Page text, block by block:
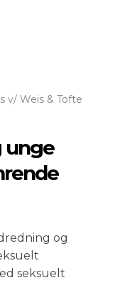
v/ Weis & Tofte
unge
og
seksuelt